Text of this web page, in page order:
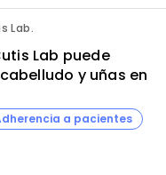
Lab.
Lab puede
y uñas en
a pacientes